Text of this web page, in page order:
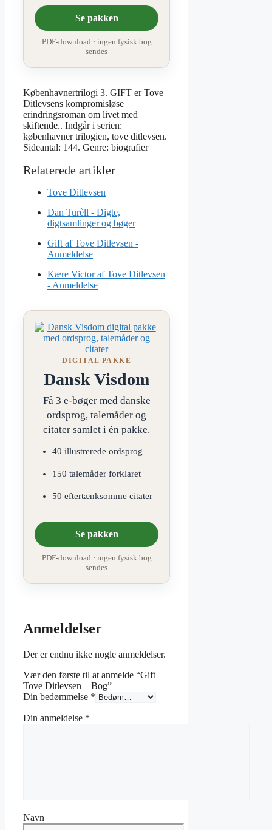
Se pakken
PDF-download · ingen fysisk bog
sendes
Københavnertrilogi 3. GIFT er Tove
Ditlevsens kompromisløse
erindringsroman om livet med
skiftende.. Indgår i serien:
københavner trilogien, tove ditlevsen.
Sideantal: 144. Genre: biografier
Tove Ditlevsen
Dan Turèll - Digte,
digtsamlinger og bøger
Gift af Tove Ditlevsen -
Anmeldelse
Kære Victor af Tove Ditlevsen
- Anmeldelse
DIGITAL PAKKE
Dansk Visdom
Få 3 e-bøger med danske
ordsprog, talemåder og
citater samlet i én pakke.
40 illustrerede ordsprog
150 talemåder forklaret
50 eftertænksomme citater
Se pakken
PDF-download · ingen fysisk bog
sendes
Anmeldelser
Der er endnu ikke nogle anmeldelser.
Vær den første til at anmelde “Gift –
Tove Ditlevsen – Bog”
Din bedømmelse *
Din anmeldelse *
Navn